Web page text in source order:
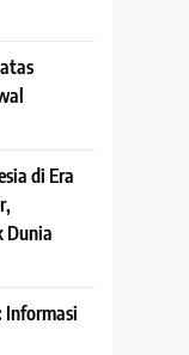
di Era
Dunia
Informasi